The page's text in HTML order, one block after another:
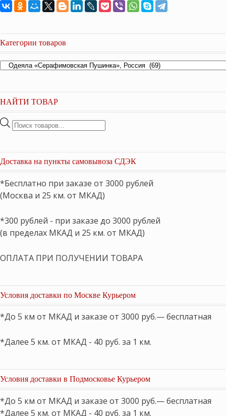
Категории товаров
НАЙТИ ТОВАР
Поиск
Доставка на пункты самовывоза СДЭК
*Бесплатно при заказе от 3000 рублей
(Москва и 25 км. от МКАД)
*300 рублей - при заказе до 3000 рублей
(в пределах МКАД и 25 км. от МКАД)
ОПЛАТА ПРИ ПОЛУЧЕНИИ ТОВАРА
Условия доставки по Москве Курьером
*До 5 км от МКАД и заказе от 3000 руб.— бесплатная
*Далее 5 км. от МКАД - 40 руб. за 1 км.
Условия доставки в Подмосковье Курьером
*До 5 км от МКАД и заказе от 3000 руб.— бесплатная
*Далее 5 км. от МКАД - 40 руб. за 1 км.